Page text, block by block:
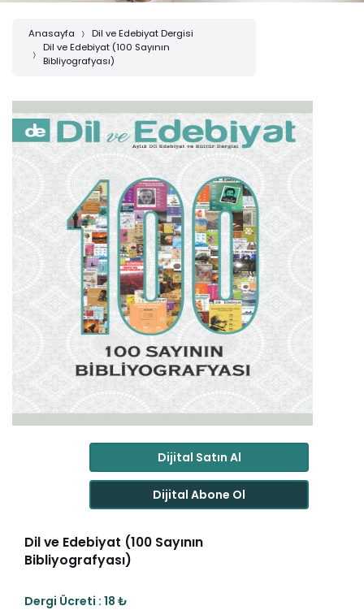
Anasayfa
Dil ve Edebiyat Dergisi
Dil ve Edebiyat (100 Sayının
Bibliyografyası)
Dijital Satın Al
Dijital Abone Ol
Dil ve Edebiyat (100 Sayının
Bibliyografyası)
Dergi Ücreti : 18 ₺